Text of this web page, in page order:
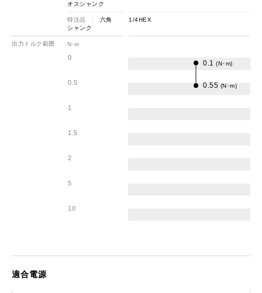
オスシャンク
特注品
六角
シャンク
出力トルク範囲
0
0.5
1
1.5
2
5
10
N･m
1/4HEX
0.1 (N･m)
0.55 (N･m)
適合電源